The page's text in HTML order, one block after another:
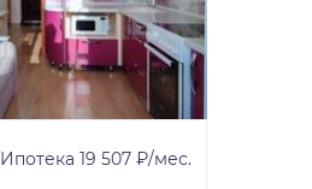
Ипотека 19 507 ₽/мес.